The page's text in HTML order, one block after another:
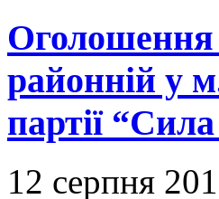
Оголошення
районній у
партії
12 серпня